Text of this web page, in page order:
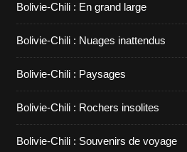
Bolivie-Chili : En grand large
Bolivie-Chili : Nuages inattendus
Bolivie-Chili : Paysages
Bolivie-Chili : Rochers insolites
Bolivie-Chili : Souvenirs de voyage